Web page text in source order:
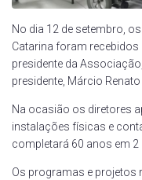
No dia 12 de setembro,
Catarina foram recebidos
presidente da
presidente, Márcio Renato
Na ocasião os diretores
instalações físicas e
completará 60 anos em 2
Os programas e projetos